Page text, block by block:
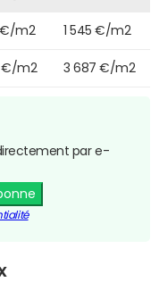
€/m2 1 545 €/m2
€/m2 3 687 €/m2
par e-